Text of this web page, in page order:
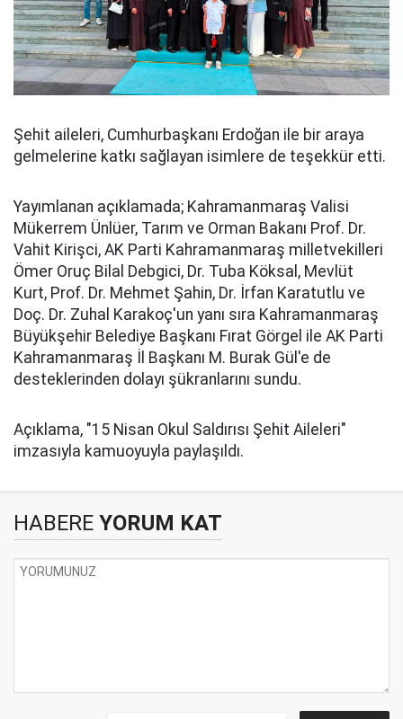
Şehit aileleri, Cumhurbaşkanı Erdoğan ile bir araya
gelmelerine katkı sağlayan isimlere de teşekkür etti.
Yayımlanan açıklamada; Kahramanmaraş Valisi
Mükerrem Ünlüer, Tarım ve Orman Bakanı Prof. Dr.
Vahit Kirişci, AK Parti Kahramanmaraş milletvekilleri
Ömer Oruç Bilal Debgici, Dr. Tuba Köksal, Mevlüt
Kurt, Prof. Dr. Mehmet Şahin, Dr. İrfan Karatutlu ve
Doç. Dr. Zuhal Karakoç'un yanı sıra Kahramanmaraş
Büyükşehir Belediye Başkanı Fırat Görgel ile AK Parti
Kahramanmaraş İl Başkanı M. Burak Gül'e de
desteklerinden dolayı şükranlarını sundu.
Açıklama, "15 Nisan Okul Saldırısı Şehit Aileleri"
imzasıyla kamuoyuyla paylaşıldı.
HABERE YORUM KAT